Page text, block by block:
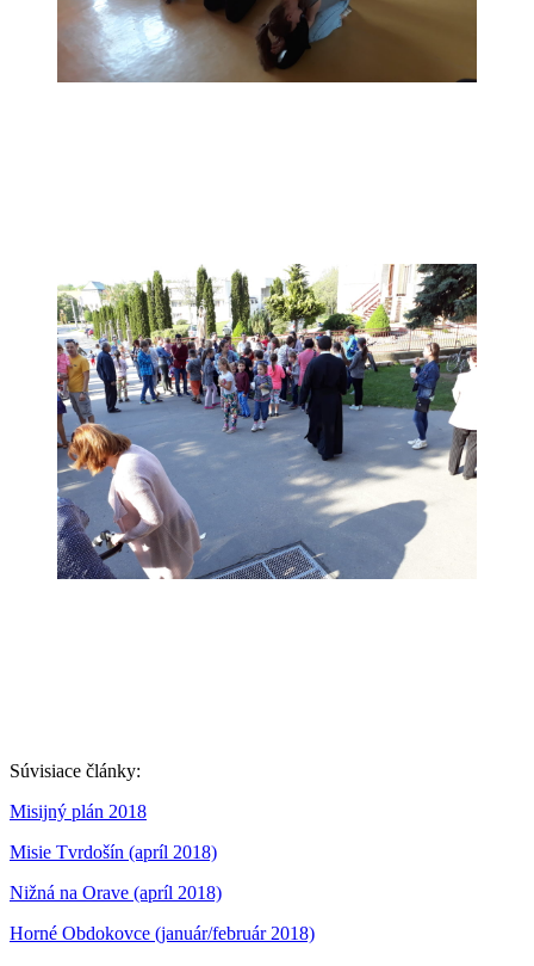
Súvisiace články:
Misijný plán 2018
Misie Tvrdošín (apríl 2018)
Nižná na Orave (apríl 2018)
Horné Obdokovce (január/február 2018)